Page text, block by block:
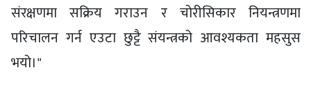
संरक्षणमा सक्रिय गराउन र चोरीसिकार नियन्त्रणमा
परिचालन गर्न एउटा छुट्टै संयन्त्रको आवश्यकता महसुस
भयो।"